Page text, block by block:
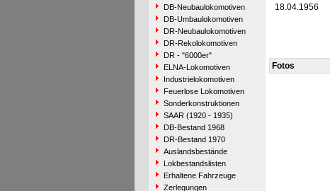
DB-Neubaulokomotiven
DB-Umbaulokomotiven
DR-Neubaulokomotiven
DR-Rekolokomotiven
DR - "6000er"
ELNA-Lokomotiven
Industrielokomotiven
Feuerlose Lokomotiven
Sonderkonstruktionen
SAAR (1920 - 1935)
DB-Bestand 1968
DR-Bestand 1970
Auslandsbestände
Lokbestandslisten
Erhaltene Fahrzeuge
Zerlegungen
18.04.1956
Fotos